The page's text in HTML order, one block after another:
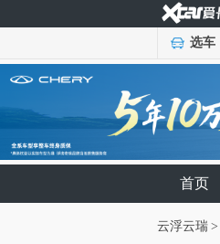
选车
首页
云浮云瑞 >